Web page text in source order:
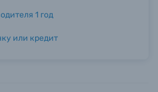
товары)
1 год
или кредит